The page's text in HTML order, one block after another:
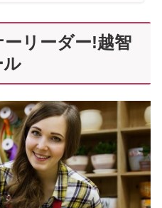
リーダー!越智
ル